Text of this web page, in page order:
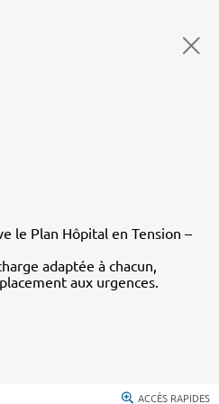
le Plan Hôpital en Tension –
adaptée à chacun,
aux urgences.
ACCÈS RAPIDES